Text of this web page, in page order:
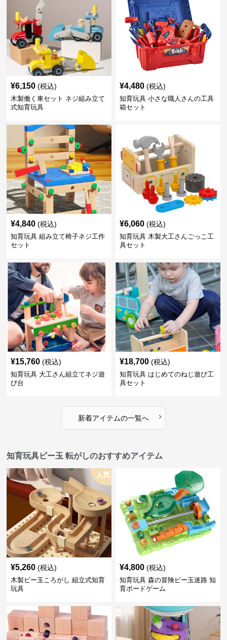
¥6,150 (税込)
木製働く車セット ネジ組み立て
式知育玩具
¥4,480 (税込)
知育玩具 小さな職人さんの工具
箱セット
¥4,840 (税込)
知育玩具 組み立て椅子ネジ工作
セット
¥6,060 (税込)
知育玩具 木製大工さんごっこ工
具セット
¥15,760 (税込)
知育玩具 大工さん組立てネジ遊
び台
¥18,700 (税込)
知育玩具 はじめてのねじ遊び工
具セット
新着アイテムの一覧へ ›
知育玩具ビー玉 転がしのおすすめアイテム
人気
¥5,260 (税込)
木製ビー玉ころがし 組立式知育
玩具
¥4,800 (税込)
知育玩具 森の冒険ビー玉迷路 知
育ボードゲーム